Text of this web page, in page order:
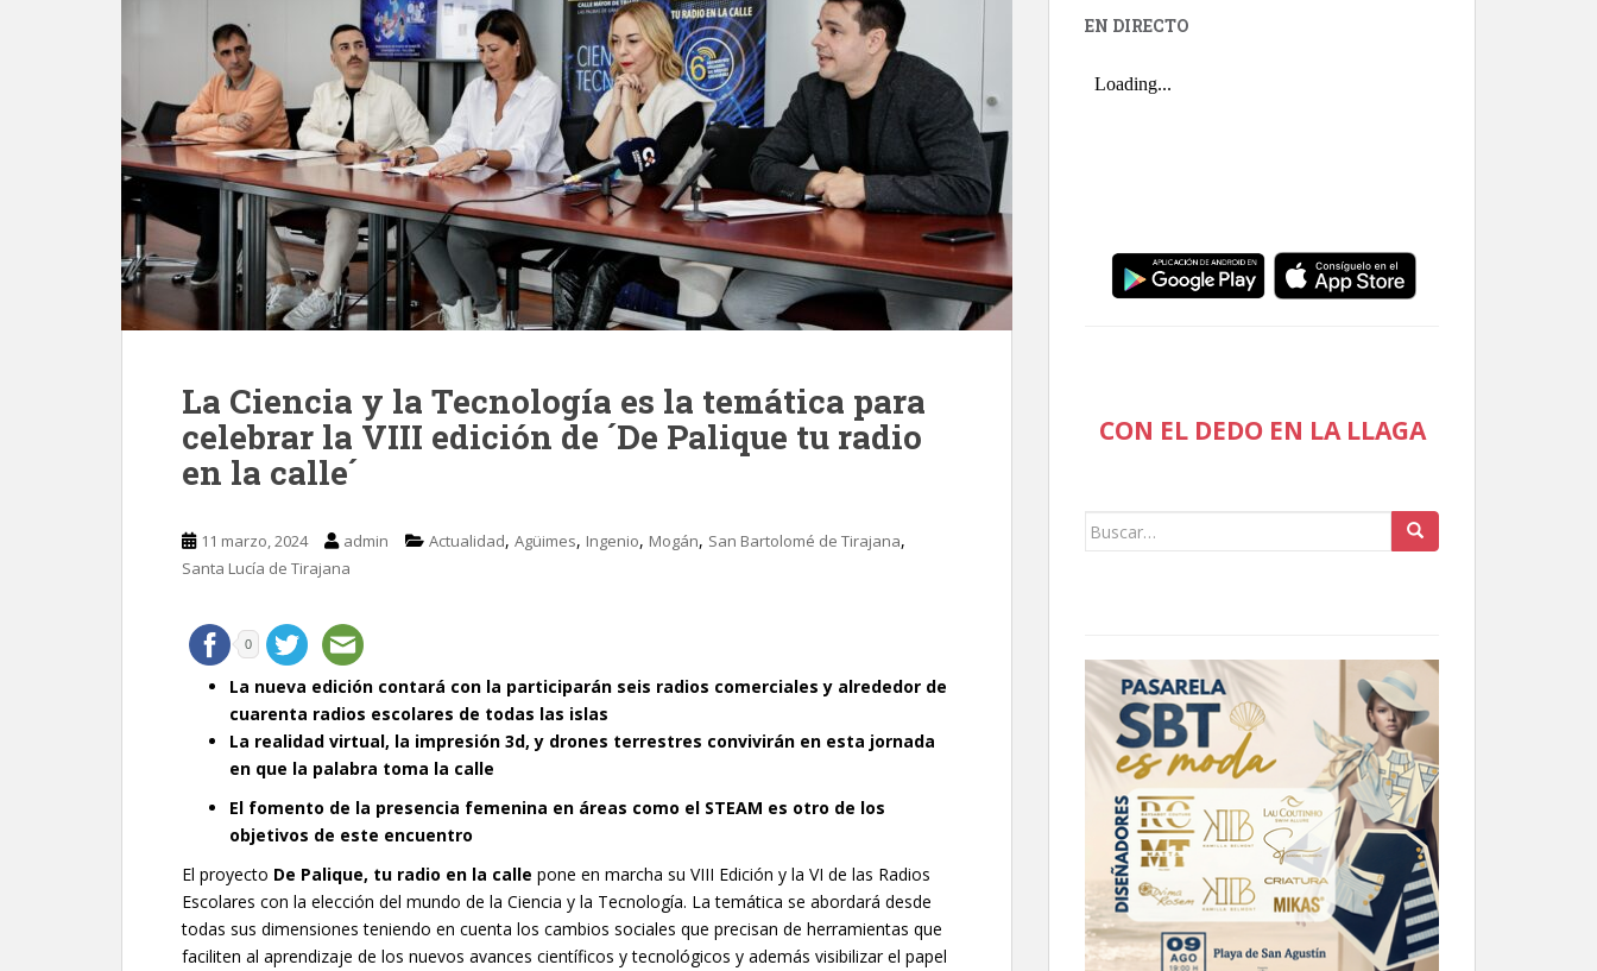
La Ciencia y la Tecnología es la temática para
celebrar la VIII edición de ´De Palique tu radio
en la calle´
11 marzo, 2024 admin Actualidad, Agüimes, Ingenio, Mogán, San Bartolomé de Tirajana,
Santa Lucía de Tirajana
0
La nueva edición contará con la participarán seis radios comerciales y alrededor de
cuarenta radios escolares de todas las islas
La realidad virtual, la impresión 3d, y drones terrestres convivirán en esta jornada
en que la palabra toma la calle
El fomento de la presencia femenina en áreas como el STEAM es otro de los
objetivos de este encuentro
El proyecto De Palique, tu radio en la calle pone en marcha su VIII Edición y la VI de las Radios
Escolares con la elección del mundo de la Ciencia y la Tecnología. La temática se abordará desde
todas sus dimensiones teniendo en cuenta los cambios sociales que precisan de herramientas que
faciliten al aprendizaje de los nuevos avances científicos y tecnológicos y además visibilizar el papel
EN DIRECTO
CON EL DEDO EN LA LLAGA
Buscar: